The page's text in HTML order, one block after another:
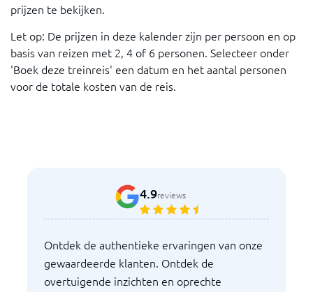
prijzen te bekijken.
Let op: De prijzen in deze kalender zijn per persoon en op
basis van reizen met 2, 4 of 6 personen. Selecteer onder
'Boek deze treinreis' een datum en het aantal personen
voor de totale kosten van de reis.
4.9reviews
Ontdek de authentieke ervaringen van onze
gewaardeerde klanten. Ontdek de
overtuigende inzichten en oprechte